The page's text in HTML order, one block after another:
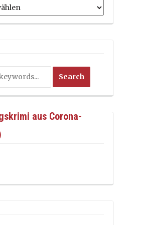
aus Corona-